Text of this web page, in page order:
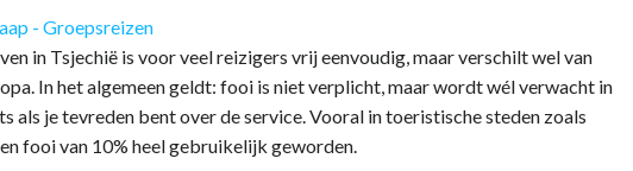
in Tsjechië is voor veel reizigers vrij eenvoudig, maar verschilt wel van
In het algemeen geldt: fooi is niet verplicht, maar wordt wél verwacht in
als je tevreden bent over de service. Vooral in toeristische steden zoals
fooi van 10% heel gebruikelijk geworden.